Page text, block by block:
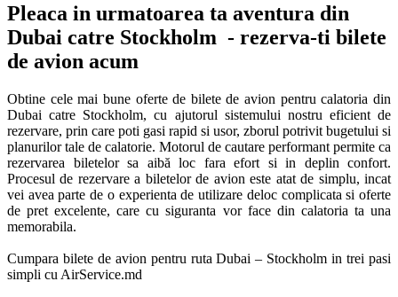
Pleaca in urmatoarea ta aventura din
Dubai catre Stockholm  - rezerva-ti bilete
de avion acum
Obtine cele mai bune oferte de bilete de avion pentru calatoria din
Dubai catre Stockholm, cu ajutorul sistemului nostru eficient de
rezervare, prin care poti gasi rapid si usor, zborul potrivit bugetului si
planurilor tale de calatorie. Motorul de cautare performant permite ca
rezervarea biletelor sa aibă loc fara efort si in deplin confort.
Procesul de rezervare a biletelor de avion este atat de simplu, incat
vei avea parte de o experienta de utilizare deloc complicata si oferte
de pret excelente, care cu siguranta vor face din calatoria ta una
memorabila.
Cumpara bilete de avion pentru ruta Dubai – Stockholm in trei pasi
simpli cu AirService.md